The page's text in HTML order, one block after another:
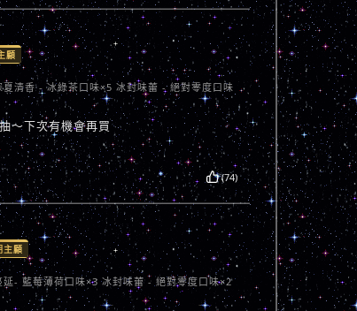
顧
清香 - 冰綠茶口味×5 冰封味蕾 - 絕對零度口味
～下次有機會再買
(74)
主顧
- 藍莓薄荷口味×3 冰封味蕾 - 絕對零度口味×2